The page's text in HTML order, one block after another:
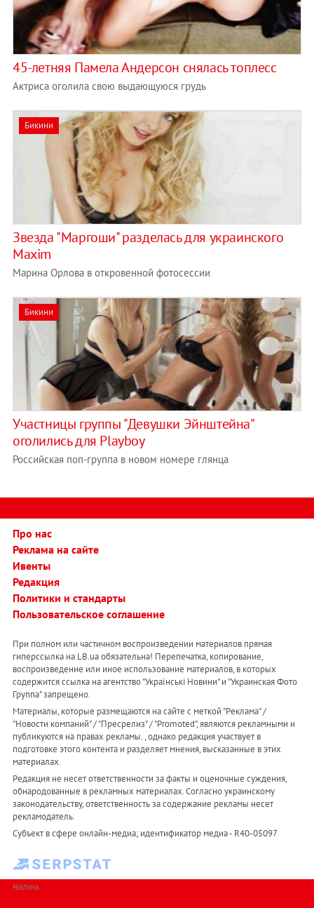
45-летняя Памела Андерсон снялась топлесс
Актриса оголила свою выдающуюся грудь
Бикини
Звезда "Маргоши" разделась для украинского
Maxim
Марина Орлова в откровенной фотосессии
Бикини
Участницы группы "Девушки Эйнштейна"
оголились для Playboy
Российская поп-группа в новом номере глянца
Про нас
Реклама на сайте
Ивенты
Редакция
Политики и стандарты
Пользовательское соглашение
При полном или частичном воспроизведении материалов прямая
гиперссылка на LB.ua обязательна! Перепечатка, копирование,
воспроизведение или иное использование материалов, в которых
содержится ссылка на агентство "Українськi Новини" и "Украинская Фото
Группа" запрещено.
Материалы, которые размещаются на сайте с меткой "Реклама" /
"Новости компаний" / "Пресрелиз" / "Promoted", являются рекламными и
публикуются на правах рекламы. , однако редакция участвует в
подготовке этого контента и разделяет мнения, высказанные в этих
материалах.
Редакция не несет ответственности за факты и оценочные суждения,
обнародованные в рекламных материалах. Согласно украинскому
законодательству, ответственность за содержание рекламы несет
рекламодатель.
Субъект в сфере онлайн-медиа; идентификатор медиа - R40-05097
РЕКЛАМА